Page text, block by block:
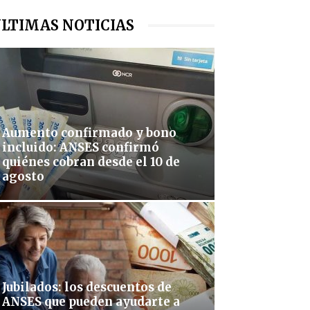
NOTICIAS
Aumento confirmado y bono
incluido: ANSES confirmó
quiénes cobran desde el 10 de
agosto
Jubilados: los descuentos de
ANSES que pueden ayudarte a